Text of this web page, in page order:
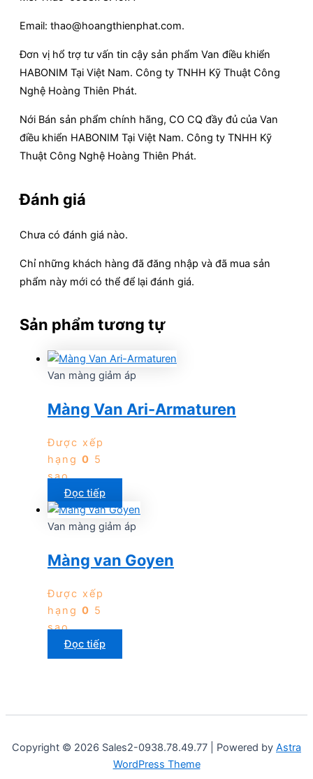
Email: thao@hoangthienphat.com.
Đơn vị hổ trợ tư vấn tin cậy sản phẩm Van điều khiển
HABONIM Tại Việt Nam. Công ty TNHH Kỹ Thuật Công
Nghệ Hoàng Thiên Phát.
Nới Bán sản phẩm chính hãng, CO CQ đầy đủ của Van
điều khiển HABONIM Tại Việt Nam. Công ty TNHH Kỹ
Thuật Công Nghệ Hoàng Thiên Phát.
Đánh giá
Chưa có đánh giá nào.
Chỉ những khách hàng đã đăng nhập và đã mua sản
phẩm này mới có thể để lại đánh giá.
Sản phẩm tương tự
Van màng giảm áp
Màng Van Ari-Armaturen
Được xếp
hạng 0 5
sao
Đọc tiếp
Van màng giảm áp
Màng van Goyen
Được xếp
hạng 0 5
sao
Đọc tiếp
Copyright © 2026 Sales2-0938.78.49.77 | Powered by Astra
WordPress Theme